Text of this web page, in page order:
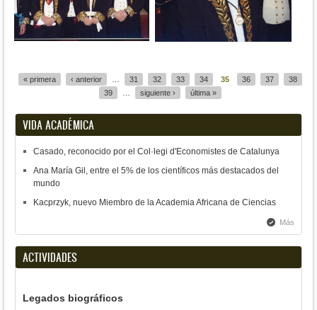
« primera ‹ anterior 31 32 33 34 35 36 37
38
39
siguiente › última »
VIDA ACADÉMICA
Casado, reconocido por el Col·legi d'Economistes de Catalunya
Ana María Gil, entre el 5% de los científicos más destacados del
mundo
Kacprzyk, nuevo Miembro de la Academia Africana de Ciencias
Más
ACTIVIDADES
Legados biográficos